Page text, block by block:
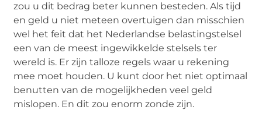
zou u dit bedrag beter kunnen besteden. Als tijd
en geld u niet meteen overtuigen dan misschien
wel het feit dat het Nederlandse belastingstelsel
een van de meest ingewikkelde stelsels ter
wereld is. Er zijn talloze regels waar u rekening
mee moet houden. U kunt door het niet optimaal
benutten van de mogelijkheden veel geld
mislopen. En dit zou enorm zonde zijn.